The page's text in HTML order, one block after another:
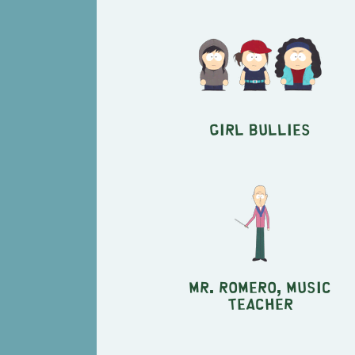
Girl Bullies
Mr. Romero, music
teacher